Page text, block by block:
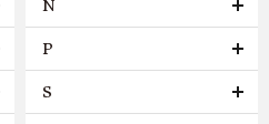
N
P
S